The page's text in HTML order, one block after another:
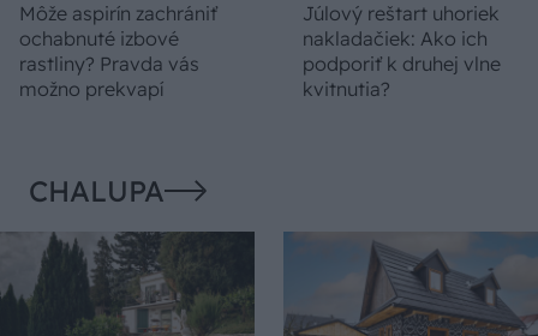
Môže aspirín zachrániť
ochabnuté izbové
rastliny? Pravda vás
možno prekvapí
Júlový reštart uhoriek
nakladačiek: Ako ich
podporiť k druhej vlne
kvitnutia?
CHALUPA